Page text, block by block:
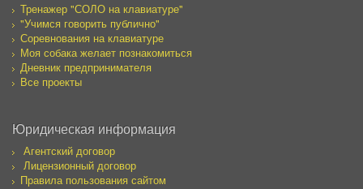
Тренажер "СОЛО на клавиатуре"
"Учимся говорить публично"
Соревнования на клавиатуре
Моя собака желает познакомиться
Дневник предпринимателя
Все проекты
Юридическая информация
Агентский договор
Лицензионный договор
Правила пользования сайтом